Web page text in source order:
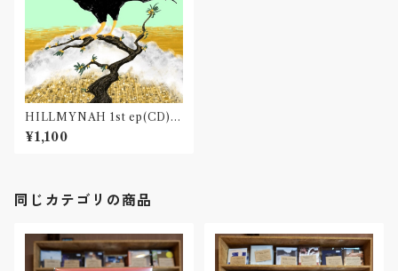
HILLMYNAH 1st ep(CD)
〝東京・吉祥寺〟
¥1,100
同じカテゴリの商品